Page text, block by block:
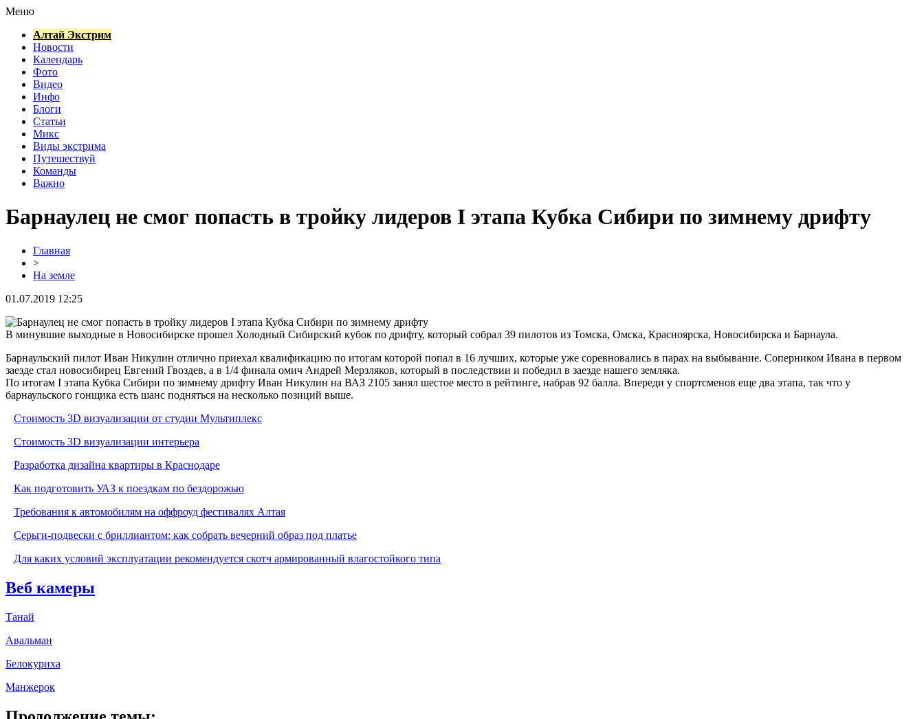
Меню
Алтай Экстрим
Новости
Календарь
Фото
Видео
Инфо
Блоги
Статьи
Микс
Виды экстрима
Путешествуй
Команды
Важно
Барнаулец не смог попасть в тройку лидеров I этапа Кубка Сибири по зимнему дрифту
Главная
>
На земле
01.07.2019 12:25
В минувшие выходные в Новосибирске прошел Холодный Сибирский кубок по дрифту, который собрал 39 пилотов из Томска, Омска, Красноярска, Новосибирска и Барнаула.
Барнаульский пилот Иван Никулин отлично приехал квалификацию по итогам которой попал в 16 лучших, которые уже соревновались в парах на выбывание. Соперником Ивана в первом
заезде стал новосибирец Евгений Гвоздев, а в 1/4 финала омич Андрей Мерзляков, который в последствии и победил в заезде нашего земляка.
По итогам I этапа Кубка Сибири по зимнему дрифту Иван Никулин на ВАЗ 2105 занял шестое место в рейтинге, набрав 92 балла. Впереди у спортсменов еще два этапа, так что у
барнаульского гонщика есть шанс подняться на несколько позиций выше.
Стоимость 3D визуализации от студии Мультиплекс
Стоимость 3D визуализации интерьера
Разработка дизайна квартиры в Краснодаре
Как подготовить УАЗ к поездкам по бездорожью
Требования к автомобилям на оффроуд фестивалях Алтая
Серьги-подвески с бриллиантом: как собрать вечерний образ под платье
Для каких условий эксплуатации рекомендуется скотч армированный влагостойкого типа
Веб камеры
Танай
Авальман
Белокуриха
Манжерок